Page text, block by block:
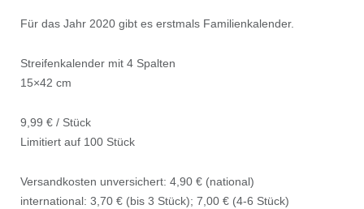
Für das Jahr 2020 gibt es erstmals Familienkalender.
Streifenkalender mit 4 Spalten
15×42 cm
9,99 € / Stück
Limitiert auf 100 Stück
Versandkosten unversichert: 4,90 € (national)
international: 3,70 € (bis 3 Stück); 7,00 € (4-6 Stück)